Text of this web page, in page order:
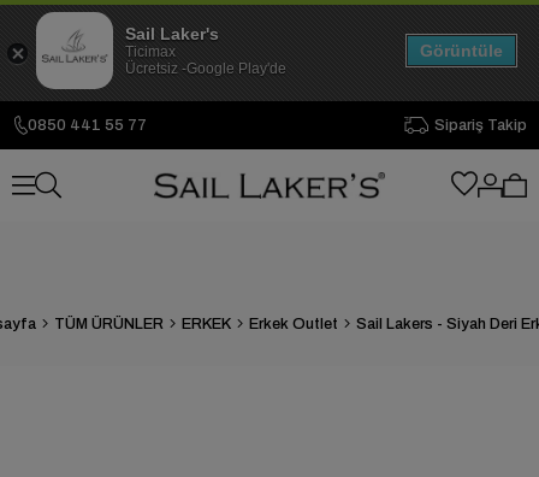
0850 441 55 77 Sipariş Takip
TÜM ÜRÜNLER ERKEK Erkek Outlet
Sail Laker's
Ticimax
Ücretsiz -Google Play'de
Görüntüle